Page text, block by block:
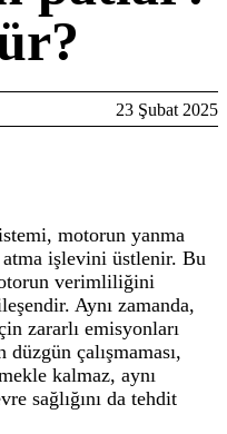
23 Şubat 2025
motorun yanma
atma işlevini üstlenir. Bu
verimliliğini
Aynı zamanda,
zararlı emisyonları
çalışmaması,
kalmaz, aynı
sağlığını da tehdit